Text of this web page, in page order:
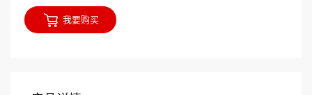
我要购买